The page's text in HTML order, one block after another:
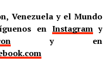
Venezuela y el Mundo
en Instagramy
y en